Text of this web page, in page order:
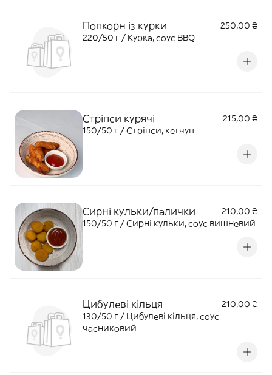
Попкорн із курки
250,00 ₴
220/50 г / Курка, соус BBQ
Стріпси курячі
215,00 ₴
150/50 г / Стріпси, кетчуп
Сирні кульки/палички
210,00 ₴
150/50 г / Сирні кульки, соус вишневий
Цибулеві кільця
210,00 ₴
130/50 г / Цибулеві кільця, соус
часниковий